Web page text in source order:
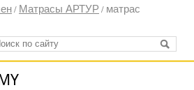
/ Матрасы АРТУР / матрас